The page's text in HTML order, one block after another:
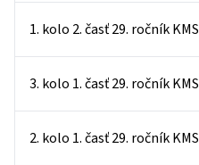
1. kolo 2. časť 29. ročník KMS
3. kolo 1. časť 29. ročník KMS
2. kolo 1. časť 29. ročník KMS